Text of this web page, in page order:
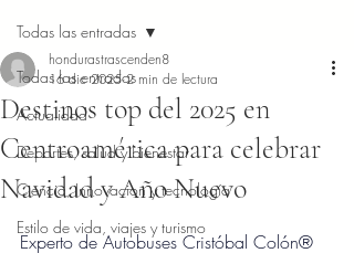
Todas las entradas
Actualidad
Deportes, salud y bienestar
Ciencia, Innovacion y tecnología
Estilo de vida, viajes y turismo
Todas las entradas
Destinos top del 2025 en
Centroamérica para celebrar
Navidad y Año Nuevo
hondurastrascenden8
16 dic 2025 2 min de lectura
Obtuvo NaN de 5 estrellas.
Experto de Autobuses Cristóbal Colón®